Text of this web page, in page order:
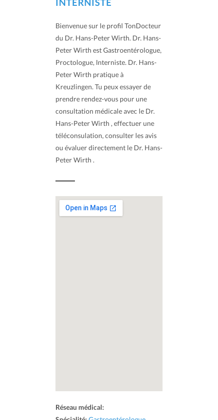
INTERNISTE
Bienvenue sur le profil TonDocteur
du Dr. Hans-Peter Wirth. Dr. Hans-
Peter Wirth est Gastroentérologue,
Proctologue, Interniste. Dr. Hans-
Peter Wirth pratique à
Kreuzlingen. Tu peux essayer de
prendre rendez-vous pour une
consultation médicale avec le Dr.
Hans-Peter Wirth , effectuer une
téléconsulation, consulter les avis
ou évaluer directement le Dr. Hans-
Peter Wirth .
Réseau médical: